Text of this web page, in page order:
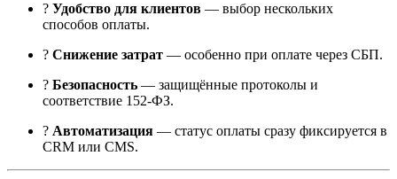
? Удобство для клиентов — выбор нескольких
способов оплаты.
? Снижение затрат — особенно при оплате через СБП.
? Безопасность — защищённые протоколы и
соответствие 152-ФЗ.
? Автоматизация — статус оплаты сразу фиксируется в
CRM или CMS.